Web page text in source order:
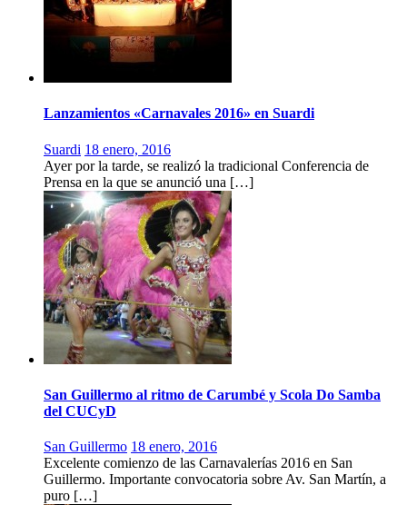
Lanzamientos «Carnavales 2016» en Suardi
Suardi 18 enero, 2016
Ayer por la tarde, se realizó la tradicional Conferencia de
Prensa en la que se anunció una […]
San Guillermo al ritmo de Carumbé y Scola Do Samba
del CUCyD
San Guillermo 18 enero, 2016
Excelente comienzo de las Carnavalerías 2016 en San
Guillermo. Importante convocatoria sobre Av. San Martín, a
puro […]